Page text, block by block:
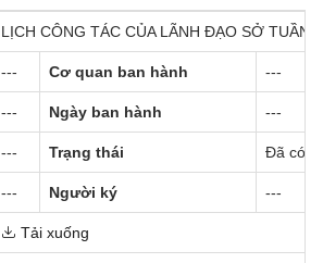
LỊCH CÔNG TÁC CỦA LÃNH ĐẠO SỞ TUẦN
--- Cơ quan ban hành ---
--- Ngày ban hành ---
--- Trạng thái Đã có
--- Người ký ---
Tải xuống